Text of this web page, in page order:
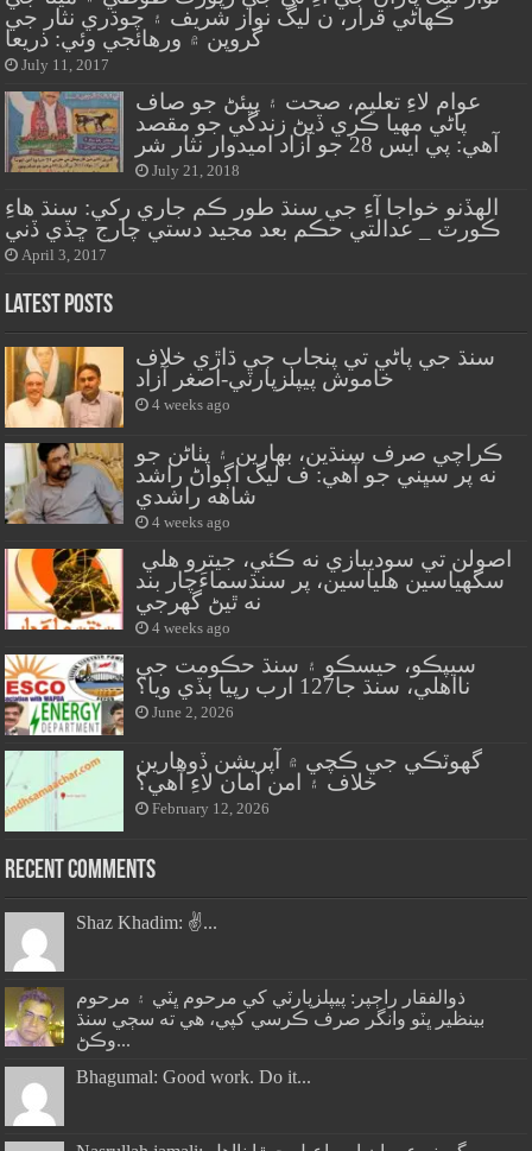
ڪهاڻي قرار، ن ليگ نواز شريف ۽ چوڌري نثار جي
گروپن ۾ ورهائجي وئي: ذريعا
July 11, 2017
عوام لاءِ تعليم، صحت ۽ پيئڻ جو صاف
پاڻي مهيا ڪري ڏيڻ زندگي جو مقصد
آهي: پي ايس 28 جو آزاد اميدوار نثار شر
July 21, 2018
الهڏنو خواجا آءِ جي سنڌ طور ڪم جاري رکي: سنڌ هاءِ
ڪورٽ _ عدالتي حڪم بعد مجيد دستي چارج ڇڏي ڏني
April 3, 2017
Latest Posts
سنڌ جي پاڻي تي پنجاب جي ڌاڙي خلاف
خاموش پيپلزپارٽي-اصغر آزاد
4 weeks ago
ڪراچي صرف سنڌين، بهارين ۽ پٺاڻن جو
نه پر سڀني جو آهي: ف ليگ اڳواڻ راشد
شاهه راشدي
4 weeks ago
سگهياسين هلياسين، پر سنڌسماءَچار بند
نه ٿيڻ گهرجي
4 weeks ago
سيپڪو، حيسڪو ۽ سنڌ حڪومت جي
نااهلي، سنڌ جا127 ارب رپيا ٻڏي ويا؟
June 2, 2026
گهوٽڪي جي ڪچي ۾ آپريشن ڏوهارين
خلاف ۽ امن امان لاءِ آهي؟
February 12, 2026
Recent Comments
Shaz Khadim: ✌️...
ذوالفقار راڄپر: پيپلزپارٽي کي مرحوم ڀٽي ۽ مرحوم
بينظير ڀٽو وانگر صرف ڪرسي کپي، هي ته سڄي سنڌ
وڪڻ...
Bhagumal: Good work. Do it...